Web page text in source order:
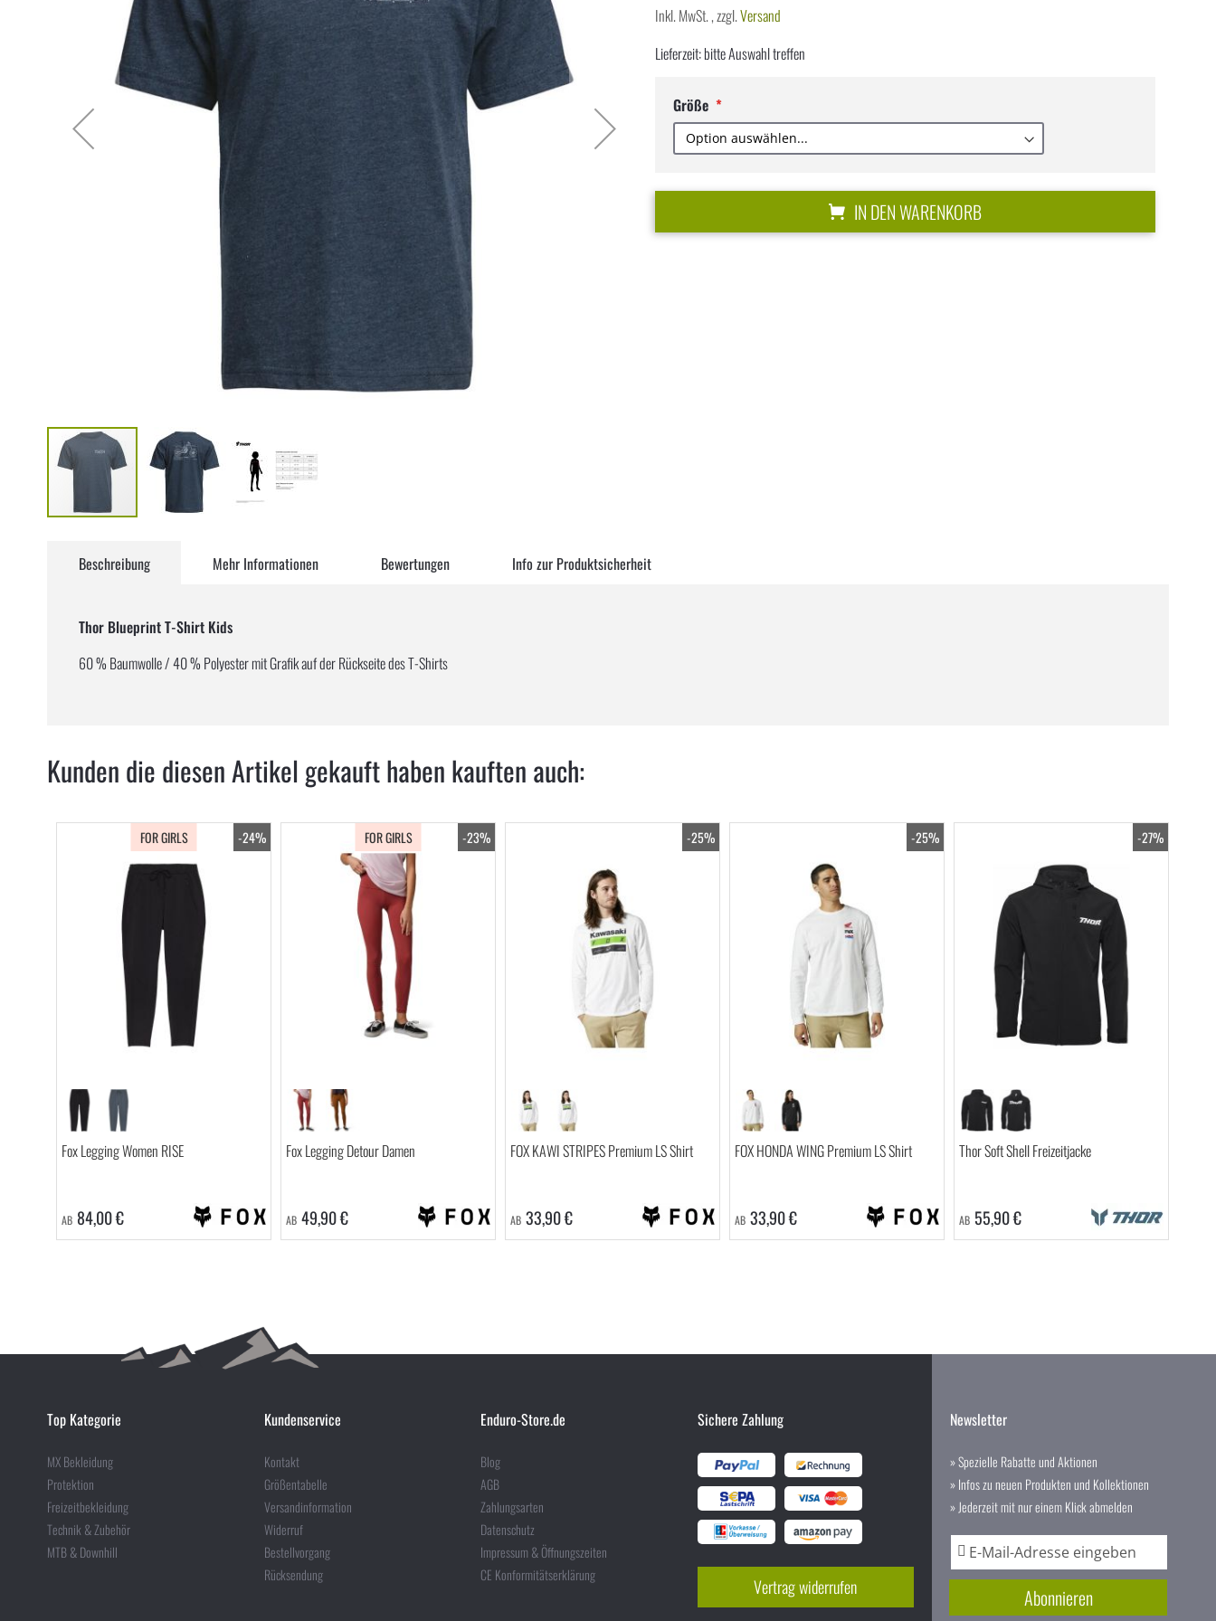
Inkl. MwSt.,zzgl.Versand
Lieferzeit: bitte Auswahl treffen
Größe
IN DEN WARENKORB
Beschreibung
Thor Blueprint T-Shirt Kids
60 % Baumwolle / 40 % Polyester mit Grafik auf der Rückseite des T-Shirts
Mehr Informationen Bewertungen Info zur Produktsicherheit
Kunden die diesen Artikel gekauft haben kauften auch:
-24%
FOR GIRLS
Fox Legging Women RISE
AB 84,00 €
-23%
FOR GIRLS
Fox Legging Detour Damen
AB 49,90 €
-25%
FOX KAWI STRIPES Premium LS Shirt
AB 33,90 €
-25%
FOX HONDA WING Premium LS Shirt
AB 33,90 €
-27%
Thor Soft Shell Freizeitjacke
AB 55,90 €
Top Kategorie
MX Bekleidung
Protektion
Freizeitbekleidung
Technik & Zubehör
MTB & Downhill
Kundenservice
Kontakt
Größentabelle
Versandinformation
Widerruf
Bestellvorgang
Rücksendung
Enduro-Store.de
Blog
AGB
Zahlungsarten
Datenschutz
Impressum & Öffnungszeiten
CE Konformitätserklärung
Sichere Zahlung
Vertrag widerrufen
Newsletter
» Spezielle Rabatte und Aktionen
» Infos zu neuen Produkten und Kollektionen
» Jederzeit mit nur einem Klick abmelden
m
Abonnieren